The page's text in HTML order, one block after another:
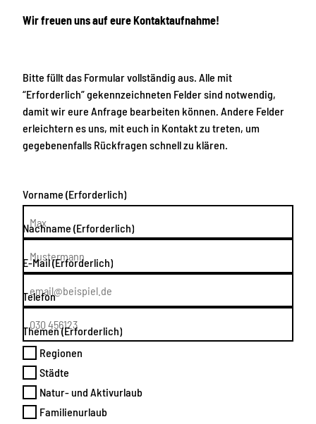
Wir freuen uns auf eure Kontaktaufnahme!
Bitte füllt das Formular vollständig aus. Alle mit
“Erforderlich” gekennzeichneten Felder sind notwendig,
damit wir eure Anfrage bearbeiten können. Andere Felder
erleichtern es uns, mit euch in Kontakt zu treten, um
gegebenenfalls Rückfragen schnell zu klären.
Vorname (Erforderlich)
Nachname (Erforderlich)
E-Mail(Erforderlich)
Telefon
Themen(Erforderlich)
Regionen
Städte
Natur- und Aktivurlaub
Familienurlaub